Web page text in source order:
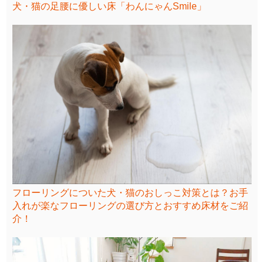
犬・猫の足腰に優しい床「わんにゃんSmile」
フローリングについた犬・猫のおしっこ対策とは？お手
入れが楽なフローリングの選び方とおすすめ床材をご紹
介！